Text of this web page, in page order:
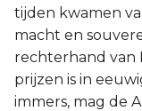
tijden kwamen
macht en
rechterhand van
prijzen is in
immers, mag de